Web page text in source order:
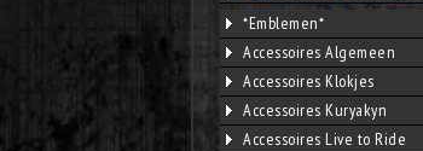
*Emblemen*
Accessoires Algemeen
Accessoires Klokjes
Accessoires Kuryakyn
Accessoires Live to Ride